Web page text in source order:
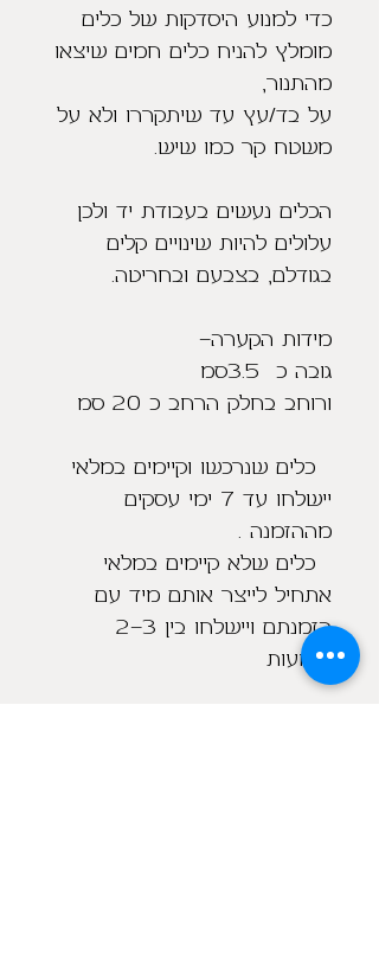
כדי למנוע היסדקות של כלים
מומלץ להניח כלים חמים שיצאו
מהתנור,
על בד/עץ עד שיתקררו ולא על
משטח קר כמו שיש.
הכלים נעשים בעבודת יד ולכן
עלולים להיות שינויים קלים
בגודלם, בצבעם ובחריטה.
מידות הקערה-
גובה כ 3.5סמ
ורוחב בחלק הרחב כ 20 סמ
כלים שנרכשו וקיימים במלאי
יישלחו עד 7 ימי עסקים
מההזמנה .
כלים שלא קיימים במלאי
אתחיל לייצר אותם מיד עם
הזמנתם ויישלחו בין 2-3
שבועות